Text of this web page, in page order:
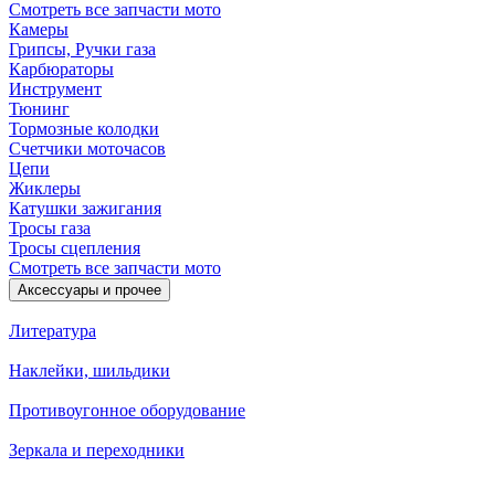
Смотреть все запчасти мото
Камеры
Грипсы, Ручки газа
Карбюраторы
Инструмент
Тюнинг
Тормозные колодки
Счетчики моточасов
Цепи
Жиклеры
Катушки зажигания
Тросы газа
Тросы сцепления
Смотреть все запчасти мото
Аксессуары и прочее
Литература
Наклейки, шильдики
Противоугонное оборудование
Зеркала и переходники